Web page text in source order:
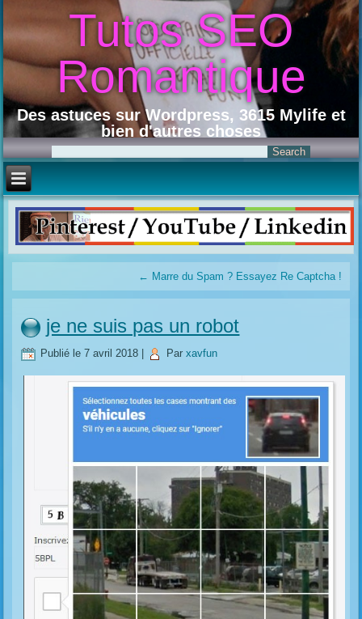
Tutos SEO
Romantique
Des astuces sur Wordpress, 3615 Mylife et
bien d'autres choses
← Marre du Spam ? Essayez Re Captcha !
je ne suis pas un robot
Publié le 7 avril 2018 Par xavfun